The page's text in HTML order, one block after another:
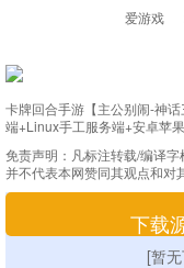
爱游戏
卡牌回合手游【主公别闹-神
端+Linux手工服务端+安卓苹
免责声明： 凡标注转载/编译
并不代表本网赞同其观点和对
下载
[暂